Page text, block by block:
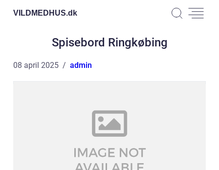
VILDMEDHUS.dk
Spisebord Ringkøbing
08 april 2025 admin